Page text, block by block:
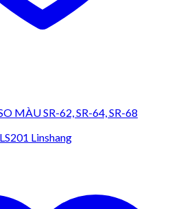
MÀU SR-62, SR-64, SR-68